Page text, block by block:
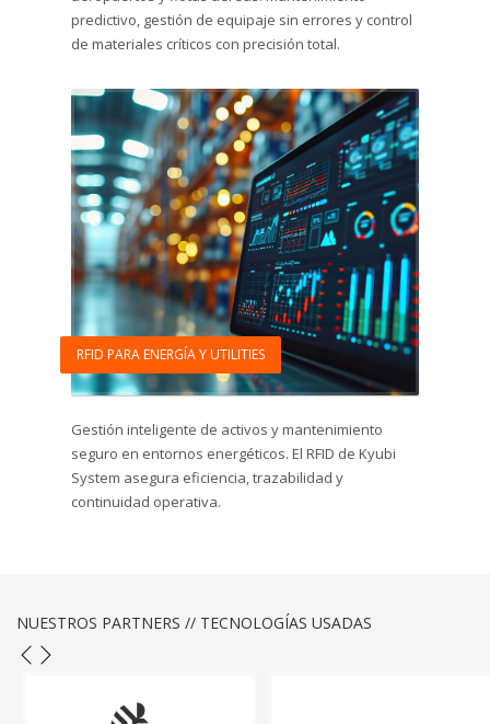
predictivo, gestión de equipaje sin errores y control
de materiales críticos con precisión total.
RFID PARA ENERGÍA Y UTILITIES
Gestión inteligente de activos y mantenimiento
seguro en entornos energéticos. El RFID de Kyubi
System asegura eficiencia, trazabilidad y
continuidad operativa.
NUESTROS PARTNERS // TECNOLOGÍAS USADAS